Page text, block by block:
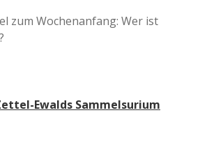
zum Wochenanfang: Wer ist
?
Ewalds Sammelsurium